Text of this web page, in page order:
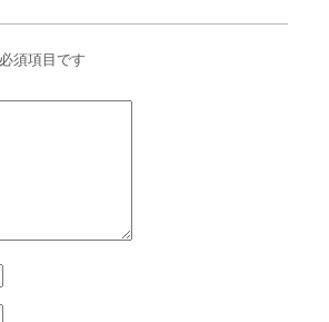
須項目です